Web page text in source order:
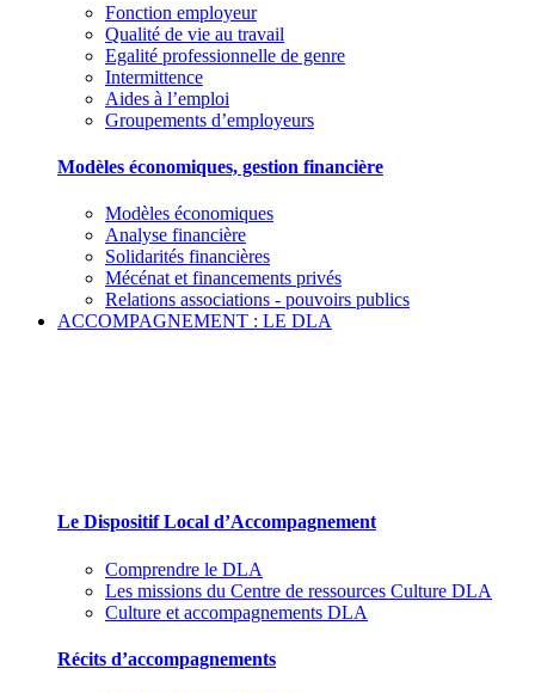
Fonction employeur
Qualité de vie au travail
Egalité professionnelle de genre
Intermittence
Aides à l’emploi
Groupements d’employeurs
Modèles économiques, gestion financière
Modèles économiques
Analyse financière
Solidarités financières
Mécénat et financements privés
Relations associations - pouvoirs publics
ACCOMPAGNEMENT : LE DLA
Le Dispositif Local d’Accompagnement
Comprendre le DLA
Les missions du Centre de ressources Culture DLA
Culture et accompagnements DLA
Récits d’accompagnements